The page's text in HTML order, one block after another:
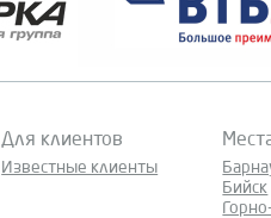
Для клиентов
Известные клиенты
Бийск